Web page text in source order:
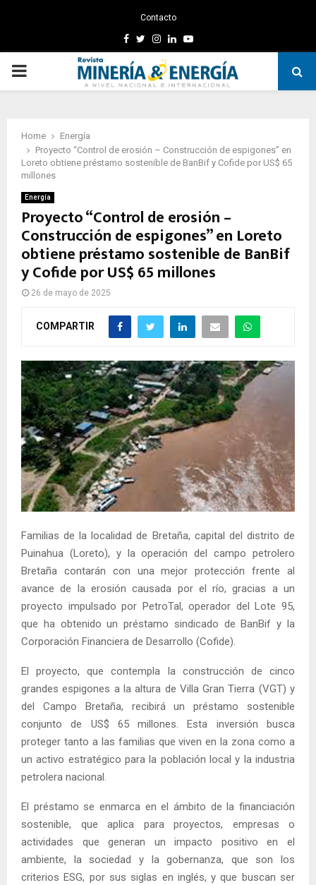
Contacto
Facebook
TwitterInstagram
LinkedinYoutube
PRIMARY
Home
Energía
Proyecto “Control de erosión – Construcción de espigones” en
Loreto obtiene préstamo sostenible de BanBif y Cofide por US$ 65
millones
Energía
Proyecto “Control de erosión –
Construcción de espigones” en Loreto
obtiene préstamo sostenible de BanBif
y Cofide por US$ 65 millones
26 de mayo de 2025
COMPARTIR
Familias de la localidad de Bretaña, capital del distrito de
Puinahua (Loreto), y la operación del campo petrolero
Bretaña contarán con una mejor protección frente al
avance de la erosión causada por el río, gracias a un
proyecto impulsado por PetroTal, operador del Lote 95,
que ha obtenido un préstamo sindicado de BanBif y la
Corporación Financiera de Desarrollo (Cofide).
El proyecto, que contempla la construcción de cinco
grandes espigones a la altura de Villa Gran Tierra (VGT) y
del Campo Bretaña, recibirá un préstamo sostenible
conjunto de US$ 65 millones. Esta inversión busca
proteger tanto a las familias que viven en la zona como a
un activo estratégico para la población local y la industria
petrolera nacional.
El préstamo se enmarca en el ámbito de la financiación
sostenible, que aplica para proyectos, empresas o
actividades que generan un impacto positivo en el
ambiente, la sociedad y la gobernanza, que son los
criterios ESG, por sus siglas en inglés, y que buscan ser